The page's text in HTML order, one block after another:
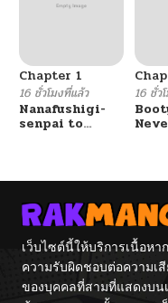
Chapter 1
16 ชั่วโมงที่แล้ว
Nanafushigi-
senpai to
16 ชั่ว
เว็บไซต์นี้ให้บริการเนื้อห
ความรับผิดชอบต่อความเ
ของบุคคลที่สามที่แสดงบน